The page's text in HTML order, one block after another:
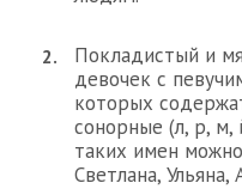
Покладистый и
девочек с
которых
сонорные (л, р, м,
таких имен
Светлана,